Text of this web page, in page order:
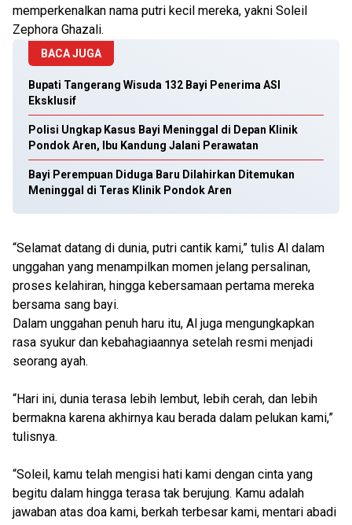
memperkenalkan nama putri kecil mereka, yakni Soleil
Zephora Ghazali.
BACA JUGA
Bupati Tangerang Wisuda 132 Bayi Penerima ASI
Eksklusif
Polisi Ungkap Kasus Bayi Meninggal di Depan Klinik
Pondok Aren, Ibu Kandung Jalani Perawatan
Bayi Perempuan Diduga Baru Dilahirkan Ditemukan
Meninggal di Teras Klinik Pondok Aren
“Selamat datang di dunia, putri cantik kami,” tulis Al dalam
unggahan yang menampilkan momen jelang persalinan,
proses kelahiran, hingga kebersamaan pertama mereka
bersama sang bayi.
Dalam unggahan penuh haru itu, Al juga mengungkapkan
rasa syukur dan kebahagiaannya setelah resmi menjadi
seorang ayah.
“Hari ini, dunia terasa lebih lembut, lebih cerah, dan lebih
bermakna karena akhirnya kau berada dalam pelukan kami,”
tulisnya.
“Soleil, kamu telah mengisi hati kami dengan cinta yang
begitu dalam hingga terasa tak berujung. Kamu adalah
jawaban atas doa kami, berkah terbesar kami, mentari abadi